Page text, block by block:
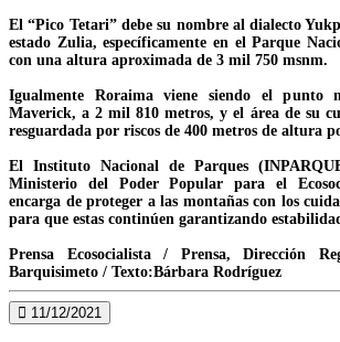
El “Pico Tetari” debe su nombre al dialecto
estado Zulia, específicamente en el Parque
con una altura aproximada de 3 mil 750 msnm.
Igualmente Roraima viene siendo el punto
Maverick, a 2 mil 810 metros, y el área de su
resguardada por riscos de 400 metros de altura
El Instituto Nacional de Parques
Ministerio del Poder Popular para el
encarga de proteger a las montañas con los
para que estas continúen garantizando
Prensa Ecosocialista / Prensa, Dirección
Barquisimeto / Texto:Bárbara Rodríguez
11/12/2021